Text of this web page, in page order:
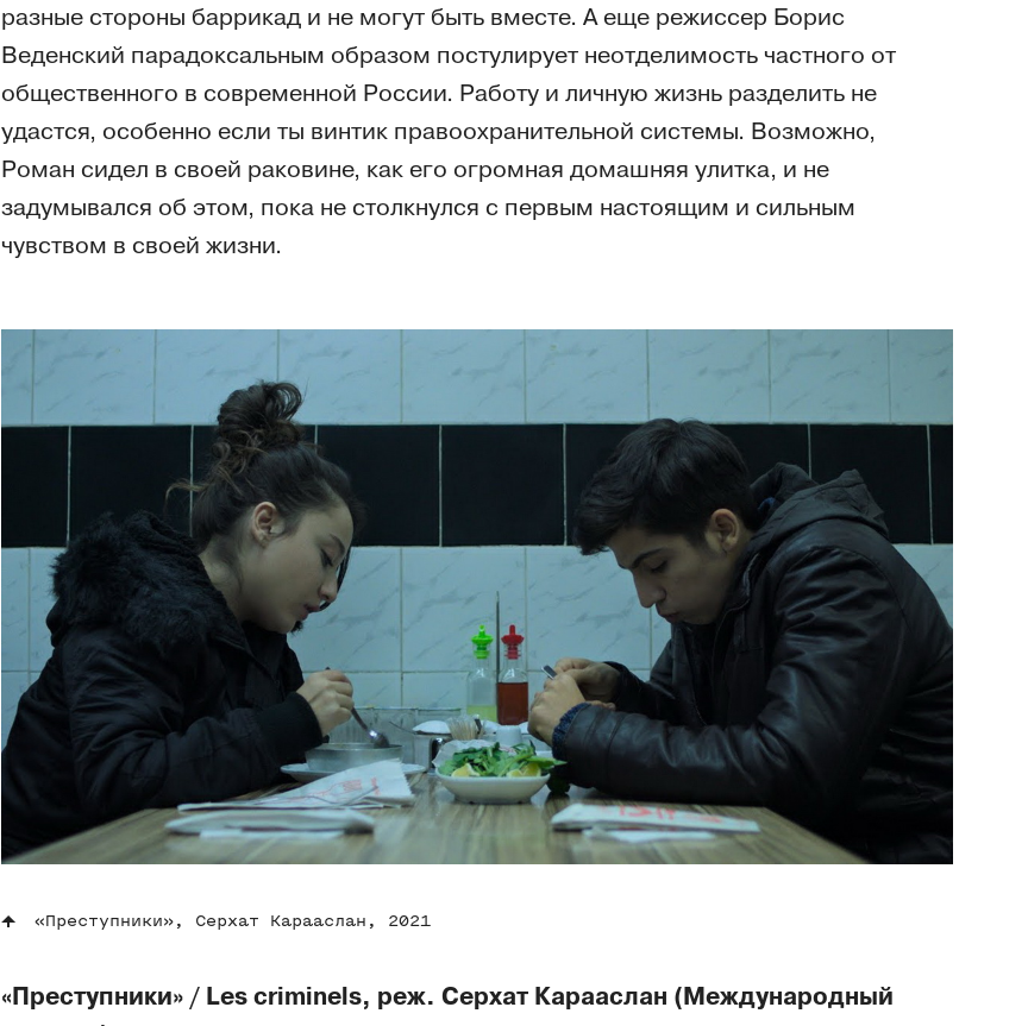
разные стороны баррикад и не могут быть вместе. А еще режиссер Борис
Веденский парадоксальным образом постулирует неотделимость частного от
общественного в современной России. Работу и личную жизнь разделить не
удастся, особенно если ты винтик правоохранительной системы. Возможно,
Роман сидел в своей раковине, как его огромная домашняя улитка, и не
задумывался об этом, пока не столкнулся с первым настоящим и сильным
чувством в своей жизни.
«Преступники», Серхат Карааслан, 2021
«Преступники» / Les criminels, реж. Серхат Карааслан (Международный